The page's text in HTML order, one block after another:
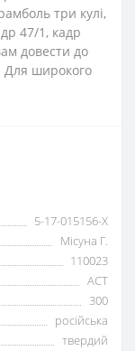
три кулі,
47/1, кадр
довести до
Для широкого
5-17-015156-Х
Місуна Г.
110023
АСТ
300
російська
твердий